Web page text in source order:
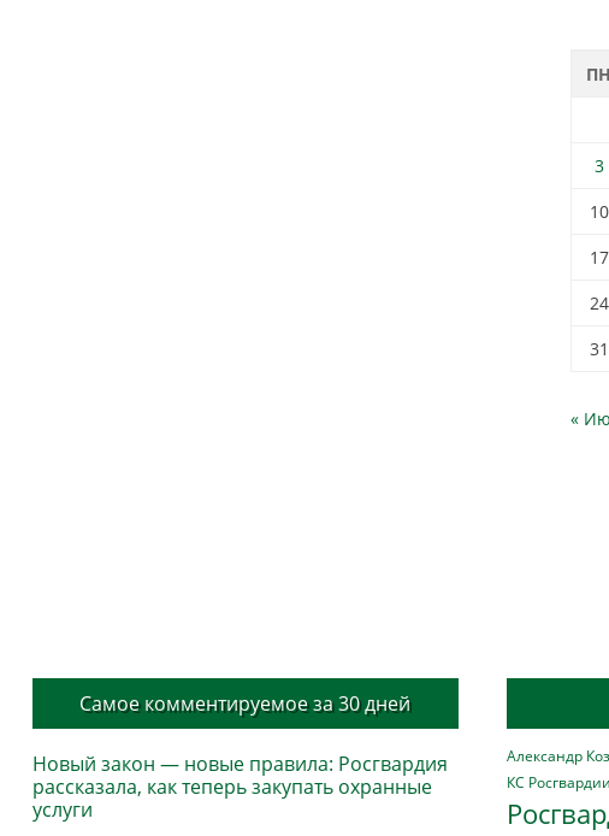
ПН
3
10
17
24
31
«
Самое комментируемое за 30 дней
Новый закон — новые правила: Росгвардия
рассказала, как теперь закупать охранные
услуги
Александр
КС Росгвардии